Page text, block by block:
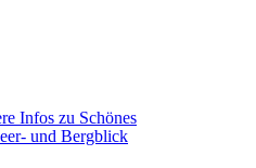
Infos zu Schönes
und Bergblick